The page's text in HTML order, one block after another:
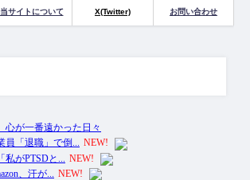
当サイトについて X(Twitter) お問い合わせ